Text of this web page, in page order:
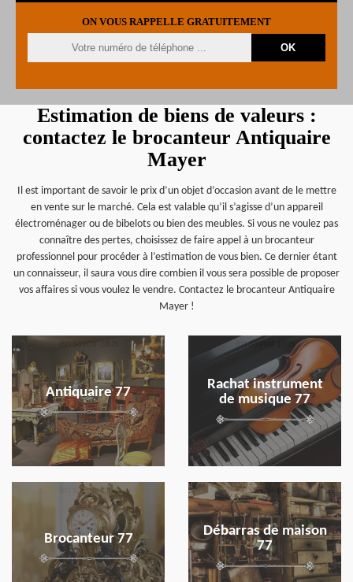
ON VOUS RAPPELLE GRATUITEMENT
Estimation de biens de valeurs :
contactez le brocanteur Antiquaire
Mayer
Il est important de savoir le prix d’un objet d’occasion avant de le mettre
en vente sur le marché. Cela est valable qu’il s’agisse d’un appareil
électroménager ou de bibelots ou bien des meubles. Si vous ne voulez pas
connaître des pertes, choisissez de faire appel à un brocanteur
professionnel pour procéder à l’estimation de vous bien. Ce dernier étant
un connaisseur, il saura vous dire combien il vous sera possible de proposer
vos affaires si vous voulez le vendre. Contactez le brocanteur Antiquaire
Mayer !
Antiquaire 77
en savoir plus
Rachat instrument
de musique 77
en savoir plus
Brocanteur 77
en savoir plus
Débarras de maison
77
en savoir plus